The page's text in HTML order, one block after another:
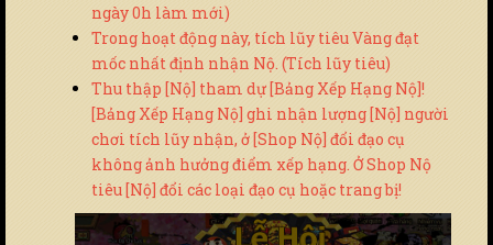
ngày 0h làm mới)
Trong hoạt động này, tích lũy tiêu Vàng đạt
mốc nhất định nhận Nộ. (Tích lũy tiêu)
Thu thập [Nộ] tham dự [Bảng Xếp Hạng Nộ]!
[Bảng Xếp Hạng Nộ] ghi nhận lượng [Nộ] người
chơi tích lũy nhận, ở [Shop Nộ] đổi đạo cụ
không ảnh hưởng điểm xếp hạng. Ở Shop Nộ
tiêu [Nộ] đổi các loại đạo cụ hoặc trang bị!